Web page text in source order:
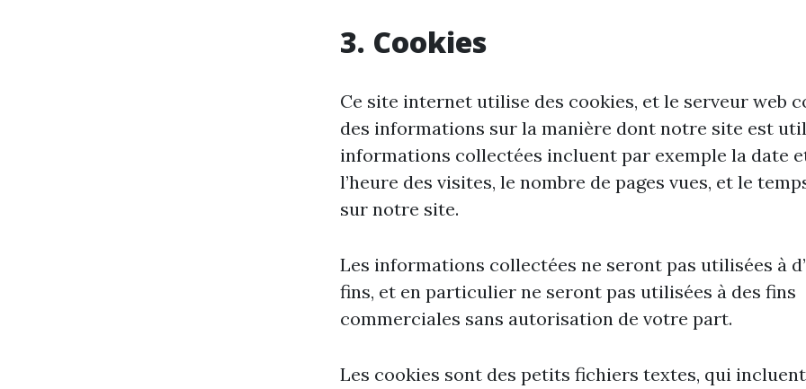
3. Cookies
Ce site internet utilise des cookies, et le serveur web
des informations sur la manière dont notre site est
informations collectées incluent par exemple la date
l’heure des visites, le nombre de pages vues, et le
sur notre site.
Les informations collectées ne seront pas utilisées à
fins, et en particulier ne seront pas utilisées à des fins
commerciales sans autorisation de votre part.
Les cookies sont des petits fichiers textes, qui